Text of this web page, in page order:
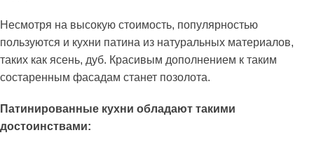
Несмотря на высокую стоимость, популярностью
пользуются и кухни патина из натуральных материалов,
таких как ясень, дуб. Красивым дополнением к таким
состаренным фасадам станет позолота.
Патинированные кухни обладают такими
достоинствами: